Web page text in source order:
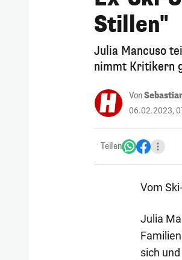
Stillen"
Julia Mancuso
nimmt Kritikern
Von
06.02.2023,
Teilen
Vom
Julia
sich